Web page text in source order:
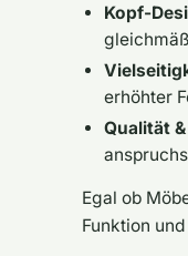
Kopf-
erhöhter
Qualität
Egal ob
Funktion